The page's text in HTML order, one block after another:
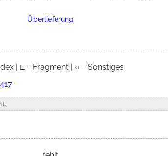
Überlieferung
| □ = Fragment | ○ = Sonstiges